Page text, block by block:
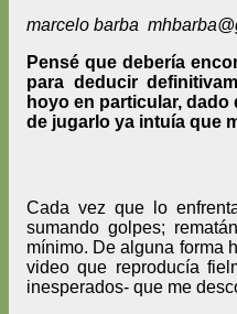
marcelo barba
Pensé que debería
para deducir
hoyo en particular,
de jugarlo ya intuía que
Cada vez que lo
sumando golpes;
mínimo. De alguna forma
video que reproducía
inesperados- que me